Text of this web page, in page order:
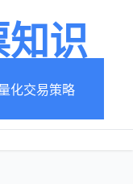
识
化交易策略